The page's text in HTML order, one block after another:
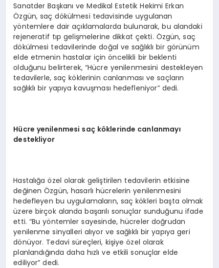
Sanatder Başkanı ve Medikal Estetik Hekimi Erkan
Özgün, saç dökülmesi tedavisinde uygulanan
yöntemlere dair açıklamalarda bulunarak, bu alandaki
rejeneratif tıp gelişmelerine dikkat çekti. Özgün, saç
dökülmesi tedavilerinde doğal ve sağlıklı bir görünüm
elde etmenin hastalar için öncelikli bir beklenti
olduğunu belirterek, “Hücre yenilenmesini destekleyen
tedavilerle, saç köklerinin canlanması ve saçların
sağlıklı bir yapıya kavuşması hedefleniyor” dedi.
Hücre yenilenmesi saç köklerinde canlanmayı
destekliyor
Hastalığa özel olarak geliştirilen tedavilerin etkisine
değinen Özgün, hasarlı hücrelerin yenilenmesini
hedefleyen bu uygulamaların, saç kökleri başta olmak
üzere birçok alanda başarılı sonuçlar sunduğunu ifade
etti. “Bu yöntemler sayesinde, hücreler doğrudan
yenilenme sinyalleri alıyor ve sağlıklı bir yapıya geri
dönüyor. Tedavi süreçleri, kişiye özel olarak
planlandığında daha hızlı ve etkili sonuçlar elde
ediliyor” dedi.